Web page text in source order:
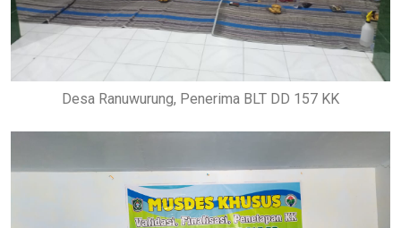
Desa Ranuwurung, Penerima BLT DD 157 KK